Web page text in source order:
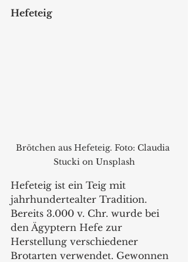
Hefeteig
Brötchen aus Hefeteig. Foto: Claudia
Stucki on Unsplash
Hefeteig ist ein Teig mit
jahrhundertealter Tradition.
Bereits 3.000 v. Chr. wurde bei
den Ägyptern Hefe zur
Herstellung verschiedener
Brotarten verwendet. Gewonnen